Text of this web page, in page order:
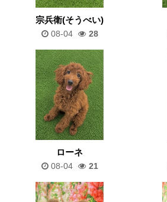
宗兵衛(そうべい)
08-04 28
ローネ
08-04 21